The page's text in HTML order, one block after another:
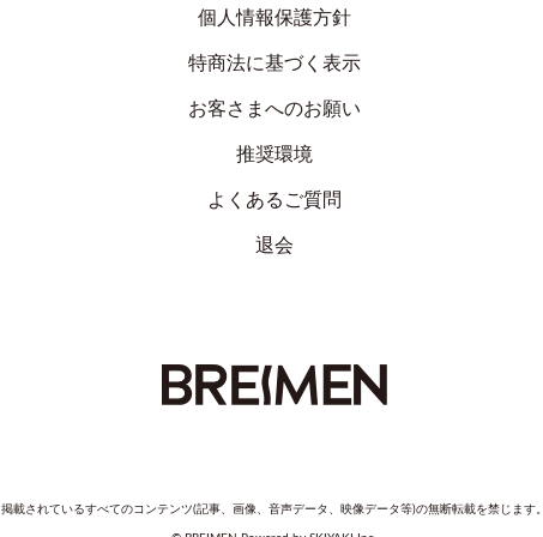
個人情報保護方針
特商法に基づく表示
お客さまへのお願い
推奨環境
よくあるご質問
退会
掲載されているすべてのコンテンツ(記事、画像、音声データ、映像データ等)の無断転載を禁じます